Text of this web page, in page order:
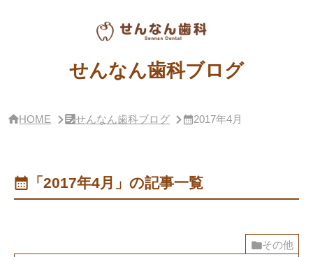
せんなん歯科ブログ
HOME せんなん歯科ブログ 2017年4月
「2017年4月」の記事一覧
その他